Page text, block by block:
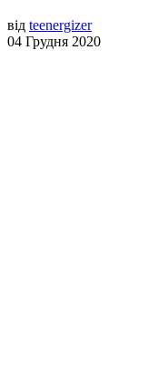
від teenergizer
04 Грудня 2020